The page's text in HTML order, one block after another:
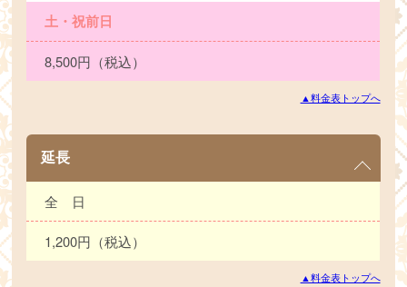
土・祝前日
8,500円（税込）
▲料金表トップへ
延長
全 日
1,200円（税込）
▲料金表トップへ